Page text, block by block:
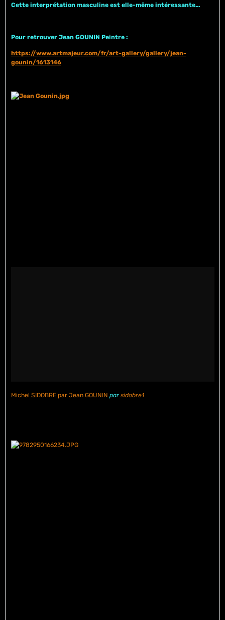
Cette interprétation masculine est elle-même intéressante...
Pour retrouver Jean GOUNIN Peintre :
https://www.artmajeur.com/fr/art-gallery/gallery/jean-
gounin/1613146
Michel SIDOBRE par Jean GOUNIN par sidobre1